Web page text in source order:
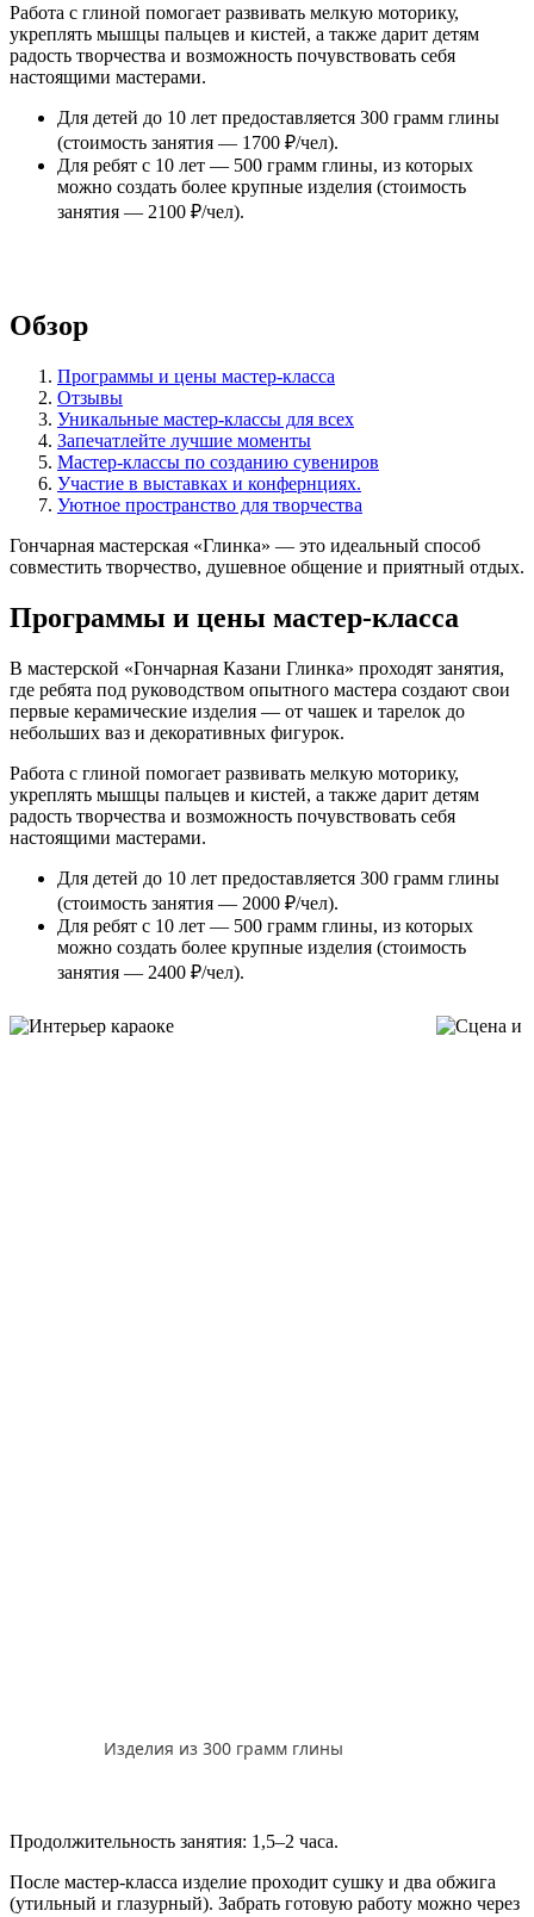
Работа с глиной помогает развивать мелкую моторику,
укреплять мышцы пальцев и кистей, а также дарит детям
радость творчества и возможность почувствовать себя
настоящими мастерами.
Для детей до 10 лет предоставляется 300 грамм глины
(стоимость занятия — 1700 ₽/чел).
Для ребят с 10 лет — 500 грамм глины, из которых
можно создать более крупные изделия (стоимость
занятия — 2100 ₽/чел).
Обзор
Программы и цены мастер-класса
Отзывы
Уникальные мастер-классы для всех
Запечатлейте лучшие моменты
Мастер-классы по созданию сувениров
Участие в выставках и конфернциях.
Уютное пространство для творчества
Гончарная мастерская «Глинка» — это идеальный способ
совместить творчество, душевное общение и приятный отдых.
Программы и цены мастер-класса
В мастерской «Гончарная Казани Глинка» проходят занятия,
где ребята под руководством опытного мастера создают свои
первые керамические изделия — от чашек и тарелок до
небольших ваз и декоративных фигурок.
Работа с глиной помогает развивать мелкую моторику,
укреплять мышцы пальцев и кистей, а также дарит детям
радость творчества и возможность почувствовать себя
настоящими мастерами.
Для детей до 10 лет предоставляется 300 грамм глины
(стоимость занятия — 2000 ₽/чел).
Для ребят с 10 лет — 500 грамм глины, из которых
можно создать более крупные изделия (стоимость
занятия — 2400 ₽/чел).
Изделия из 300 грамм глины
Продолжительность занятия: 1,5–2 часа.
После мастер-класса изделие проходит сушку и два обжига
(утильный и глазурный). Забрать готовую работу можно через